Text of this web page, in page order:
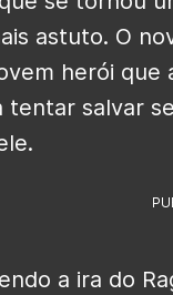
astuto. O
herói que
tentar salvar
a ira do